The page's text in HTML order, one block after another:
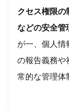
クセス権限の
などの安全管
が一、個人情
の報告義務や
常的な管理体